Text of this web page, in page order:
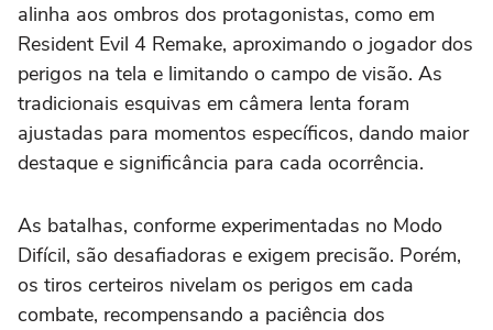
alinha aos ombros dos protagonistas, como em
Resident Evil 4 Remake, aproximando o jogador dos
perigos na tela e limitando o campo de visão. As
tradicionais esquivas em câmera lenta foram
ajustadas para momentos específicos, dando maior
destaque e significância para cada ocorrência.
As batalhas, conforme experimentadas no Modo
Difícil, são desafiadoras e exigem precisão. Porém,
os tiros certeiros nivelam os perigos em cada
combate, recompensando a paciência dos